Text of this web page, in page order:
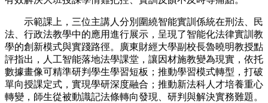
示範課上，三位主講人分別圍繞智能實訓係統在刑法、民
法、行政法教學中的應用進行展示，呈現了智能化法律實訓教
學的創新模式與實踐路徑。廣東財經大學副校長魯曉明教授點
評指出，人工智能落地法學課堂，讓因材施教變為現實，依托
數據畫像可精準研判學生學習短板；推動學習模式轉型，打破
單向授課定式，實現學研深度融合；推動新法科人才培養重心
轉變，師生從被動識記法條轉向發現、研判與解決實務難題。